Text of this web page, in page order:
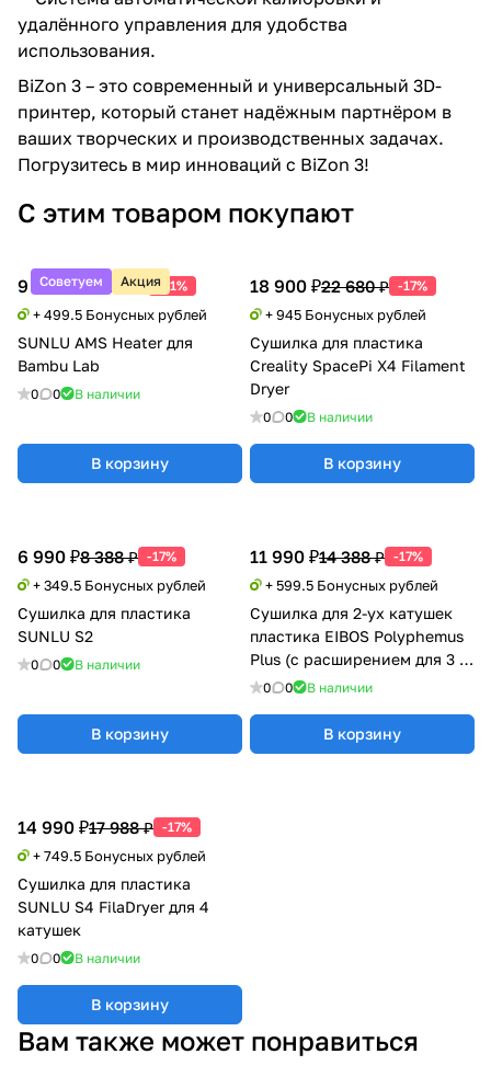
удалённого управления для удобства
использования.
BiZon 3 – это современный и универсальный 3D-
принтер, который станет надёжным партнёром в
ваших творческих и производственных задачах.
Погрузитесь в мир инноваций с BiZon 3!
С этим товаром покупают
Советуем Акция
9 990 ₽20 388 ₽ -51%
+ 499.5 Бонусных рублей
SUNLU AMS Heater для
Bambu Lab
0 0 В наличии
В корзину
18 900 ₽22 680 ₽ -17%
+ 945 Бонусных рублей
Сушилка для пластика
Creality SpacePi X4 Filament
Dryer
0 0 В наличии
В корзину
6 990 ₽8 388 ₽ -17%
+ 349.5 Бонусных рублей
Сушилка для пластика
SUNLU S2
0 0 В наличии
В корзину
11 990 ₽14 388 ₽ -17%
+ 599.5 Бонусных рублей
Сушилка для 2-ух катушек
пластика EIBOS Polyphemus
Plus (с расширением для 3 кг
катушки)
0 0 В наличии
В корзину
14 990 ₽17 988 ₽ -17%
+ 749.5 Бонусных рублей
Сушилка для пластика
SUNLU S4 FilaDryer для 4
катушек
0 0 В наличии
В корзину
Вам также может понравиться